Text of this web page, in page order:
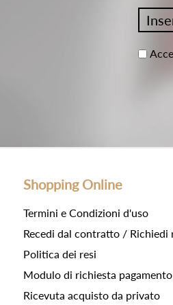
Shopping Online
Termini e Condizioni d'uso
Recedi dal contratto / Richiedi
Politica dei resi
Modulo di richiesta
Ricevuta acquisto da privato